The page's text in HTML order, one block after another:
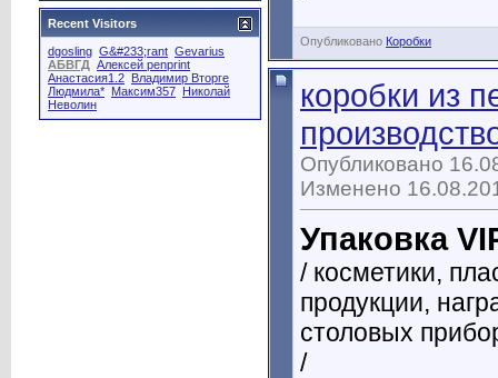
Опубликовано Коробки
коробки из
Опубликовано
Изменено
Упаковка
/ косметики,
продукции,
столовых
/
Recent Visitors
dgosling G&#233;rant Gevarius
АБВГД Алексей penprint
Анастасия1.2
Владимир Вторге
Людмила* Максим357
Николай
Неволин